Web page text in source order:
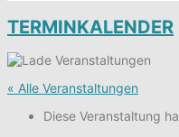
TERMINKALENDER
« Alle Veranstaltungen
Diese Veranstaltung